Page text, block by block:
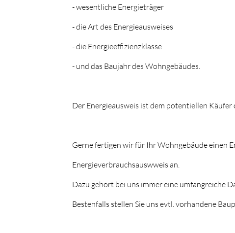
- wesentliche Energieträger
- die Art des Energieausweises
- die Energieeffizienzklasse
- und das Baujahr des Wohngebäudes.
Der Energieausweis ist dem potentiellen
Gerne fertigen wir für Ihr Wohngebäude einen
Energieverbrauchsauswweis an.
Dazu gehört bei uns immer eine umfangreiche
Bestenfalls stellen Sie uns evtl. vorhandene